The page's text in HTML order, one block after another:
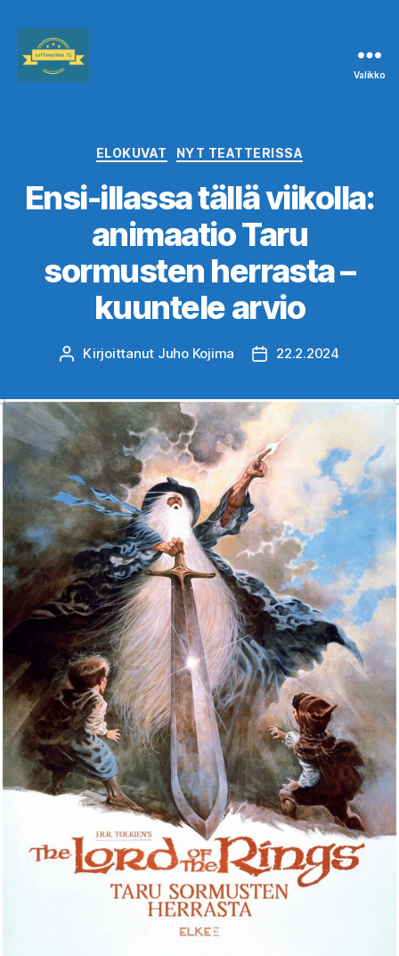
Valikko
Kategoriat
ELOKUVAT NYT TEATTERISSA
Ensi-illassa tällä viikolla:
animaatio Taru
sormusten herrasta –
kuuntele arvio
Kirjoittaja
Kirjoittanut Juho Kojima Julkaisupäivämäärä
22.2.2024